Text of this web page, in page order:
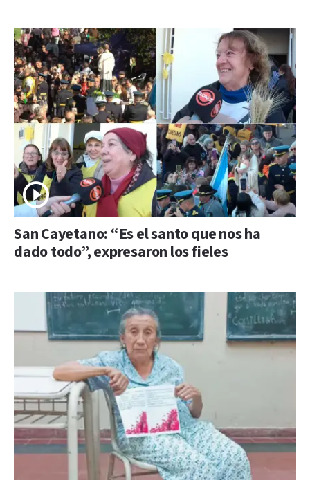
San Cayetano: “Es el santo que nos ha
dado todo”, expresaron los fieles